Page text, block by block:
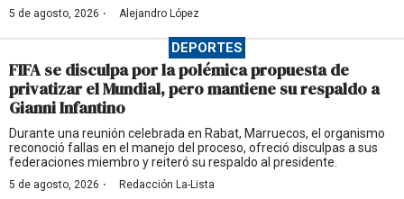
5 de agosto, 2026 · Alejandro López
DEPORTES
FIFA se disculpa por la polémica propuesta de
privatizar el Mundial, pero mantiene su respaldo a
Gianni Infantino
Durante una reunión celebrada en Rabat, Marruecos, el organismo
reconoció fallas en el manejo del proceso, ofreció disculpas a sus
federaciones miembro y reiteró su respaldo al presidente.
5 de agosto, 2026 · Redacción La-Lista